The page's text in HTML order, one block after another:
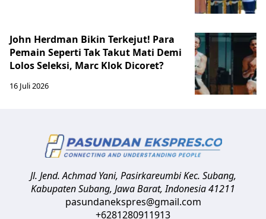
John Herdman Bikin Terkejut! Para
Pemain Seperti Tak Takut Mati Demi
Lolos Seleksi, Marc Klok Dicoret?
16 Juli 2026
Jl. Jend. Achmad Yani, Pasirkareumbi Kec. Subang,
Kabupaten Subang, Jawa Barat,Indonesia41211
pasundanekspres@gmail.com
+6281280911913